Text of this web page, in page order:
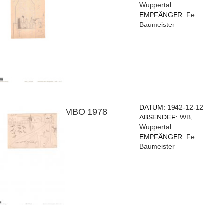
Wuppertal
EMPFÄNGER: Fe
Baumeister
MBO 1978 DATUM: 1942-12-12
ABSENDER:WB,
Wuppertal
EMPFÄNGER: Fe
Baumeister